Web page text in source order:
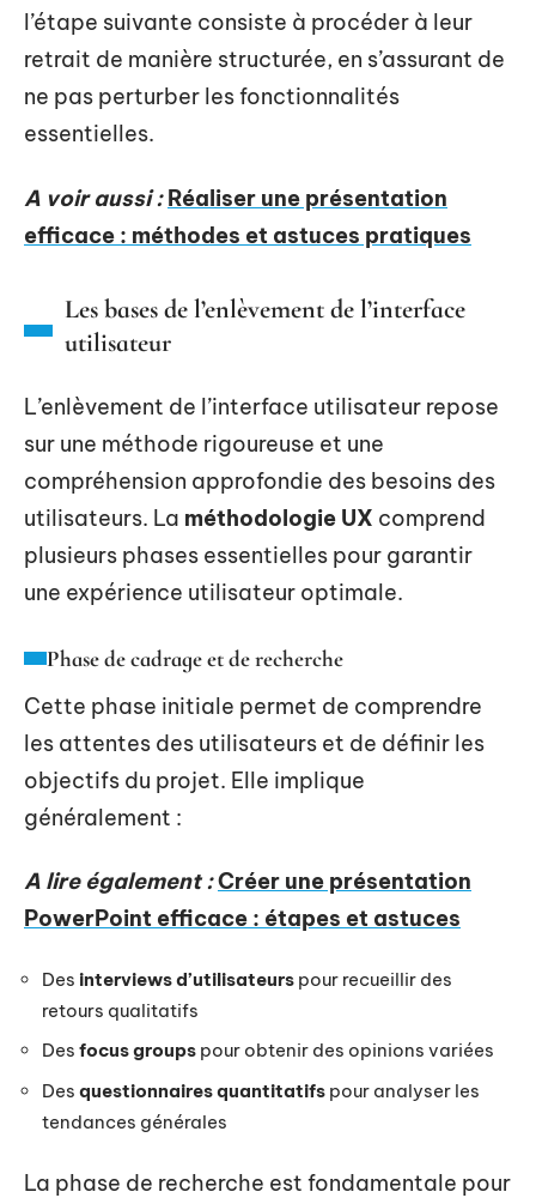
l’étape suivante consiste à procéder à leur
retrait de manière structurée, en s’assurant de
ne pas perturber les fonctionnalités
essentielles.
A voir aussi : Réaliser une présentation
efficace : méthodes et astuces pratiques
Les bases de l’enlèvement de l’interface
utilisateur
L’enlèvement de l’interface utilisateur repose
sur une méthode rigoureuse et une
compréhension approfondie des besoins des
utilisateurs. La méthodologie UX comprend
plusieurs phases essentielles pour garantir
une expérience utilisateur optimale.
Phase de cadrage et de recherche
Cette phase initiale permet de comprendre
les attentes des utilisateurs et de définir les
objectifs du projet. Elle implique
généralement :
A lire également :Créer une présentation
PowerPoint efficace : étapes et astuces
Des interviews d’utilisateurs pour recueillir des
retours qualitatifs
Des focus groups pour obtenir des opinions variées
Des questionnaires quantitatifs pour analyser les
tendances générales
La phase de recherche est fondamentale pour